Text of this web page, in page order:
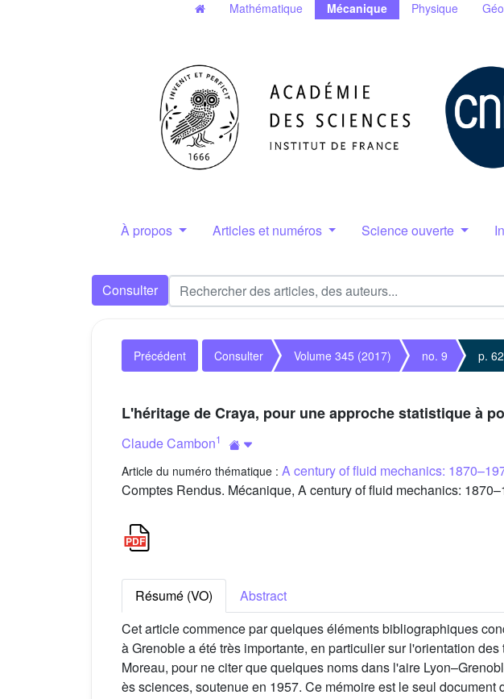
Mathématique Mécanique Physique
À propos Articles et numéros Science ouverte
Consulter
Précédent Consulter Volume 345 (2017) no. 9 p.
L'héritage de Craya, pour une approche statistique à
Claude Cambon1
Article du numéro thématique : A century of fluid mechanics:
Comptes Rendus. Mécanique, A century of fluid mechanics:
Résumé (VO)
Abstract
Cet article commence par quelques éléments bibliographiques
à Grenoble a été très importante, en particulier sur l'orientation
Moreau, pour ne citer que quelques noms dans l'aire
ès sciences, soutenue en 1957. Ce mémoire est le seul